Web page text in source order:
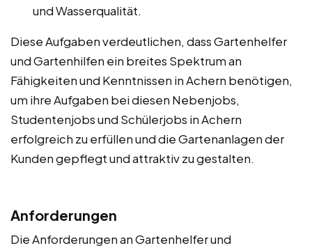
und Wasserqualität.
Diese Aufgaben verdeutlichen, dass Gartenhelfer
und Gartenhilfen ein breites Spektrum an
Fähigkeiten und Kenntnissen in Achern benötigen,
um ihre Aufgaben bei diesen Nebenjobs,
Studentenjobs und Schülerjobs in Achern
erfolgreich zu erfüllen und die Gartenanlagen der
Kunden gepflegt und attraktiv zu gestalten.
Anforderungen
Die Anforderungen an Gartenhelfer und